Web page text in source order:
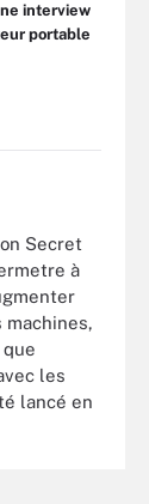
interview
portable
Secret
à
les
lancé en